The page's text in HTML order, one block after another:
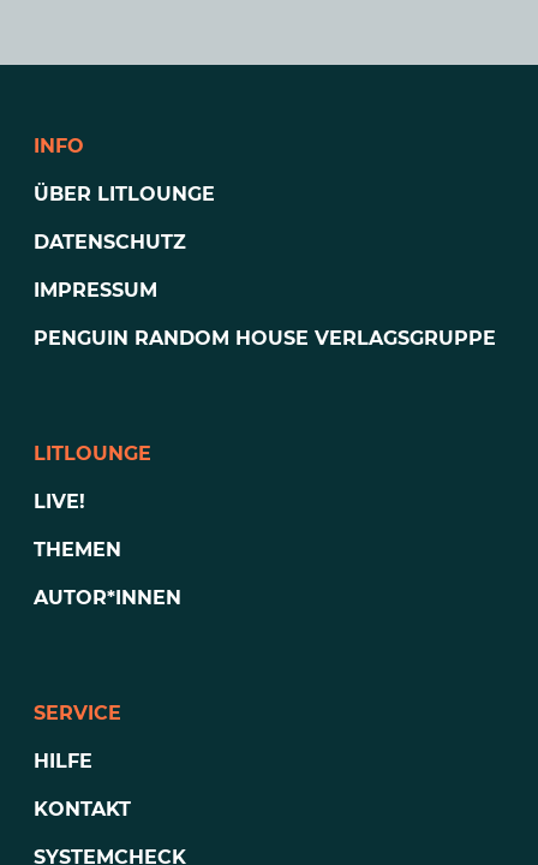
INFO
ÜBER LITLOUNGE
DATENSCHUTZ
IMPRESSUM
PENGUIN RANDOM HOUSE VERLAGSGRUPPE
LITLOUNGE
LIVE!
THEMEN
AUTOR*INNEN
SERVICE
HILFE
KONTAKT
SYSTEMCHECK